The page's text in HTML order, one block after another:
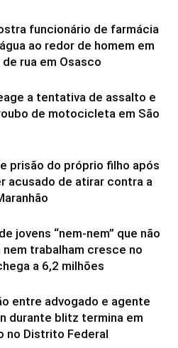
funcionário de farmácia
ao redor de homem em
rua em Osasco
a tentativa de assalto e
de motocicleta em São
prisão do próprio filho após
acusado de atirar contra a
jovens “nem-nem” que não
nem trabalham cresce no
a 6,2 milhões
entre advogado e agente
durante blitz termina em
no Distrito Federal